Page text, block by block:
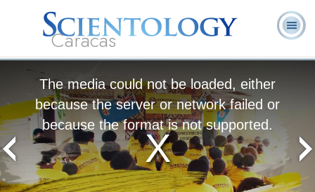
Caracas
Hubbard
The media could not be loaded, either
because the server or network failed or
because the format is not supported.